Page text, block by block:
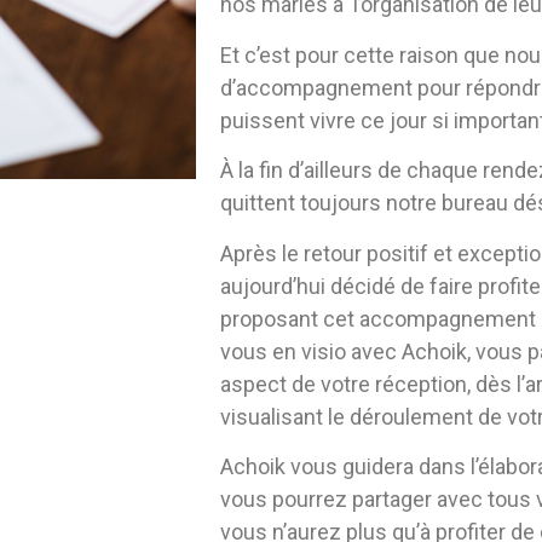
Et c’est pour cette raison que
d’accompagnement pour
puissent vivre ce jour si
À la fin d’ailleurs de chaque
quittent toujours notre bureau
Après le retour positif et
aujourd’hui décidé de faire
proposant cet accompagnement
vous en visio avec Achoik, vous
aspect de votre réception, dès
visualisant le déroulement de
Achoik vous guidera dans
vous pourrez partager avec tous
vous n’aurez plus qu’à profiter